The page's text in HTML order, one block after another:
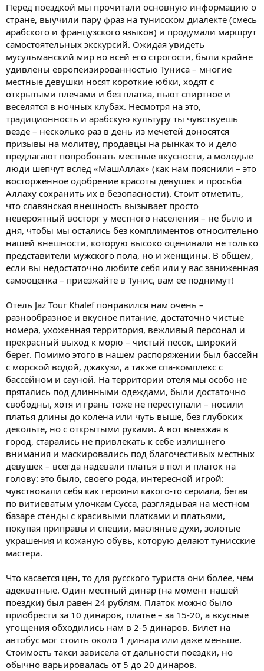
Перед поездкой мы прочитали основную информацию о
стране, выучили пару фраз на тунисском диалекте (смесь
арабского и французского языков) и продумали маршрут
самостоятельных экскурсий. Ожидая увидеть
мусульманский мир во всей его строгости, были крайне
удивлены европеизированностью Туниса – многие
местные девушки носят короткие юбки, ходят с
открытыми плечами и без платка, пьют спиртное и
веселятся в ночных клубах. Несмотря на это,
традиционность и арабскую культуру ты чувствуешь
везде – несколько раз в день из мечетей доносятся
призывы на молитву, продавцы на рынках то и дело
предлагают попробовать местные вкусности, а молодые
люди шепчут вслед «МашАллах» (как нам пояснили – это
восторженное одобрение красоты девушек и просьба
Аллаху сохранить их в безопасности). Стоит отметить,
что славянская внешность вызывает просто
невероятный восторг у местного населения – не было и
дня, чтобы мы остались без комплиментов относительно
нашей внешности, которую высоко оценивали не только
представители мужского пола, но и женщины. В общем,
если вы недостаточно любите себя или у вас заниженная
самооценка – приезжайте в Тунис, вам ее поднимут!
Отель Jaz Tour Khalef понравился нам очень –
разнообразное и вкусное питание, достаточно чистые
номера, ухоженная территория, вежливый персонал и
прекрасный выход к морю – чистый песок, широкий
берег. Помимо этого в нашем распоряжении был бассейн
с морской водой, джакузи, а также спа-комплекс с
бассейном и сауной. На территории отеля мы особо не
прятались под длинными одеждами, были достаточно
свободны, хотя и грань тоже не переступали – носили
платья длины до колена или чуть выше, без глубоких
декольте, но с открытыми руками. А вот выезжая в
город, старались не привлекать к себе излишнего
внимания и маскировались под благочестивых местных
девушек – всегда надевали платья в пол и платок на
голову: это было, своего рода, интересной игрой:
чувствовали себя как героини какого-то сериала, бегая
по витиеватым улочкам Сусса, разглядывая на местном
базаре стенды с красивыми платками и платьями,
покупая приправы и специи, масляные духи, золотые
украшения и кожаную обувь, которую делают тунисские
мастера.
Что касается цен, то для русского туриста они более, чем
адекватные. Один местный динар (на момент нашей
поездки) был равен 24 рублям. Платок можно было
приобрести за 10 динаров, платье – за 15-20, а вкусные
угощения обходились нам в 2-5 динаров. Билет на
автобус мог стоить около 1 динара или даже меньше.
Стоимость такси зависела от дальности поездки, но
обычно варьировалась от 5 до 20 динаров.